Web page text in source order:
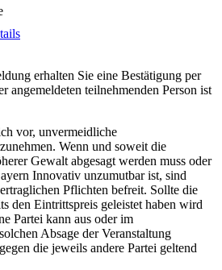
erhalten Sie eine Bestätigung per
angemeldeten teilnehmenden Person ist
vor, unvermeidliche
Wenn und soweit die
Gewalt abgesagt werden muss oder
Innovativ unzumutbar ist, sind
Pflichten befreit. Sollte die
den Eintrittspreis geleistet haben wird
Partei kann aus oder im
Absage der Veranstaltung
die jeweils andere Partei geltend